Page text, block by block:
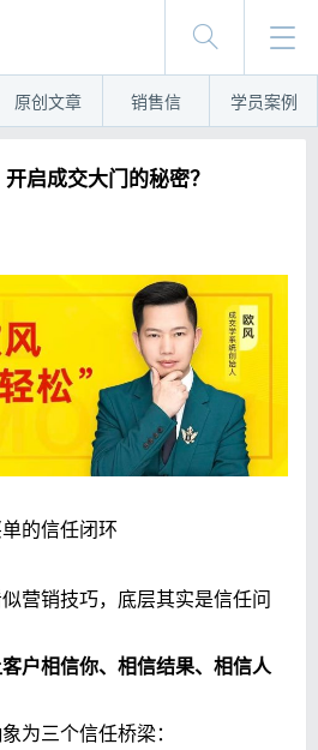
原创文章 销售信 学员案例
启成交大门的秘密？
的信任闭环
营销技巧，底层其实是信任问
户相信你、相信结果、相信人
为三个信任桥梁：